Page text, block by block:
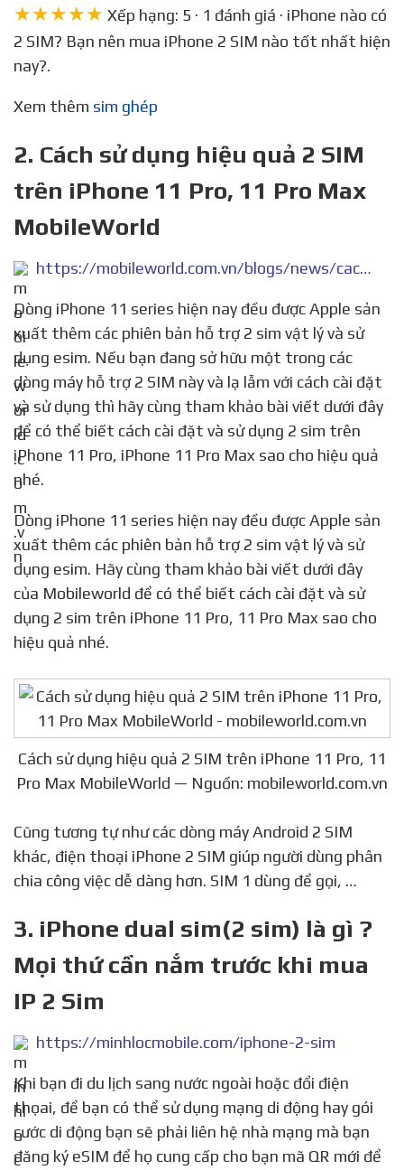
★★★★★ Xếp hạng: 5 · 1 đánh giá · iPhone nào có
2 SIM? Bạn nên mua iPhone 2 SIM nào tốt nhất hiện
nay?.
Xem thêm sim ghép
2. Cách sử dụng hiệu quả 2 SIM
trên iPhone 11 Pro, 11 Pro Max
MobileWorld
https://mobileworld.com.vn/blogs/news/cach-su-dung-hieu-qua-2-sim-tren-iphone-11-pro-11-pro-max
Dòng iPhone 11 series hiện nay đều được Apple sản
xuất thêm các phiên bản hỗ trợ 2 sim vật lý và sử
dụng esim. Nếu bạn đang sở hữu một trong các
dòng máy hỗ trợ 2 SIM này và lạ lẫm với cách cài đặt
và sử dụng thì hãy cùng tham khảo bài viết dưới đây
để có thể biết cách cài đặt và sử dụng 2 sim trên
iPhone 11 Pro, iPhone 11 Pro Max sao cho hiệu quả
nhé.
Dòng iPhone 11 series hiện nay đều được Apple sản
xuất thêm các phiên bản hỗ trợ 2 sim vật lý và sử
dụng esim. Hãy cùng tham khảo bài viết dưới đây
của Mobileworld để có thể biết cách cài đặt và sử
dụng 2 sim trên iPhone 11 Pro, 11 Pro Max sao cho
hiệu quả nhé.
Cách sử dụng hiệu quả 2 SIM trên iPhone 11 Pro, 11
Pro Max MobileWorld — Nguồn: mobileworld.com.vn
Cũng tương tự như các dòng máy Android 2 SIM
khác, điện thoại iPhone 2 SIM giúp người dùng phân
chia công việc dễ dàng hơn. SIM 1 dùng để gọi, …
3. iPhone dual sim(2 sim) là gì ?
Mọi thứ cần nắm trước khi mua
IP 2 Sim
https://minhlocmobile.com/iphone-2-sim
Khi bạn đi du lịch sang nước ngoài hoặc đổi điện
thọai, để bạn có thể sử dụng mạng di động hay gói
cước di động bạn sẽ phải liên hệ nhà mạng mà bạn
đăng ký eSIM để họ cung cấp cho bạn mã QR mới để